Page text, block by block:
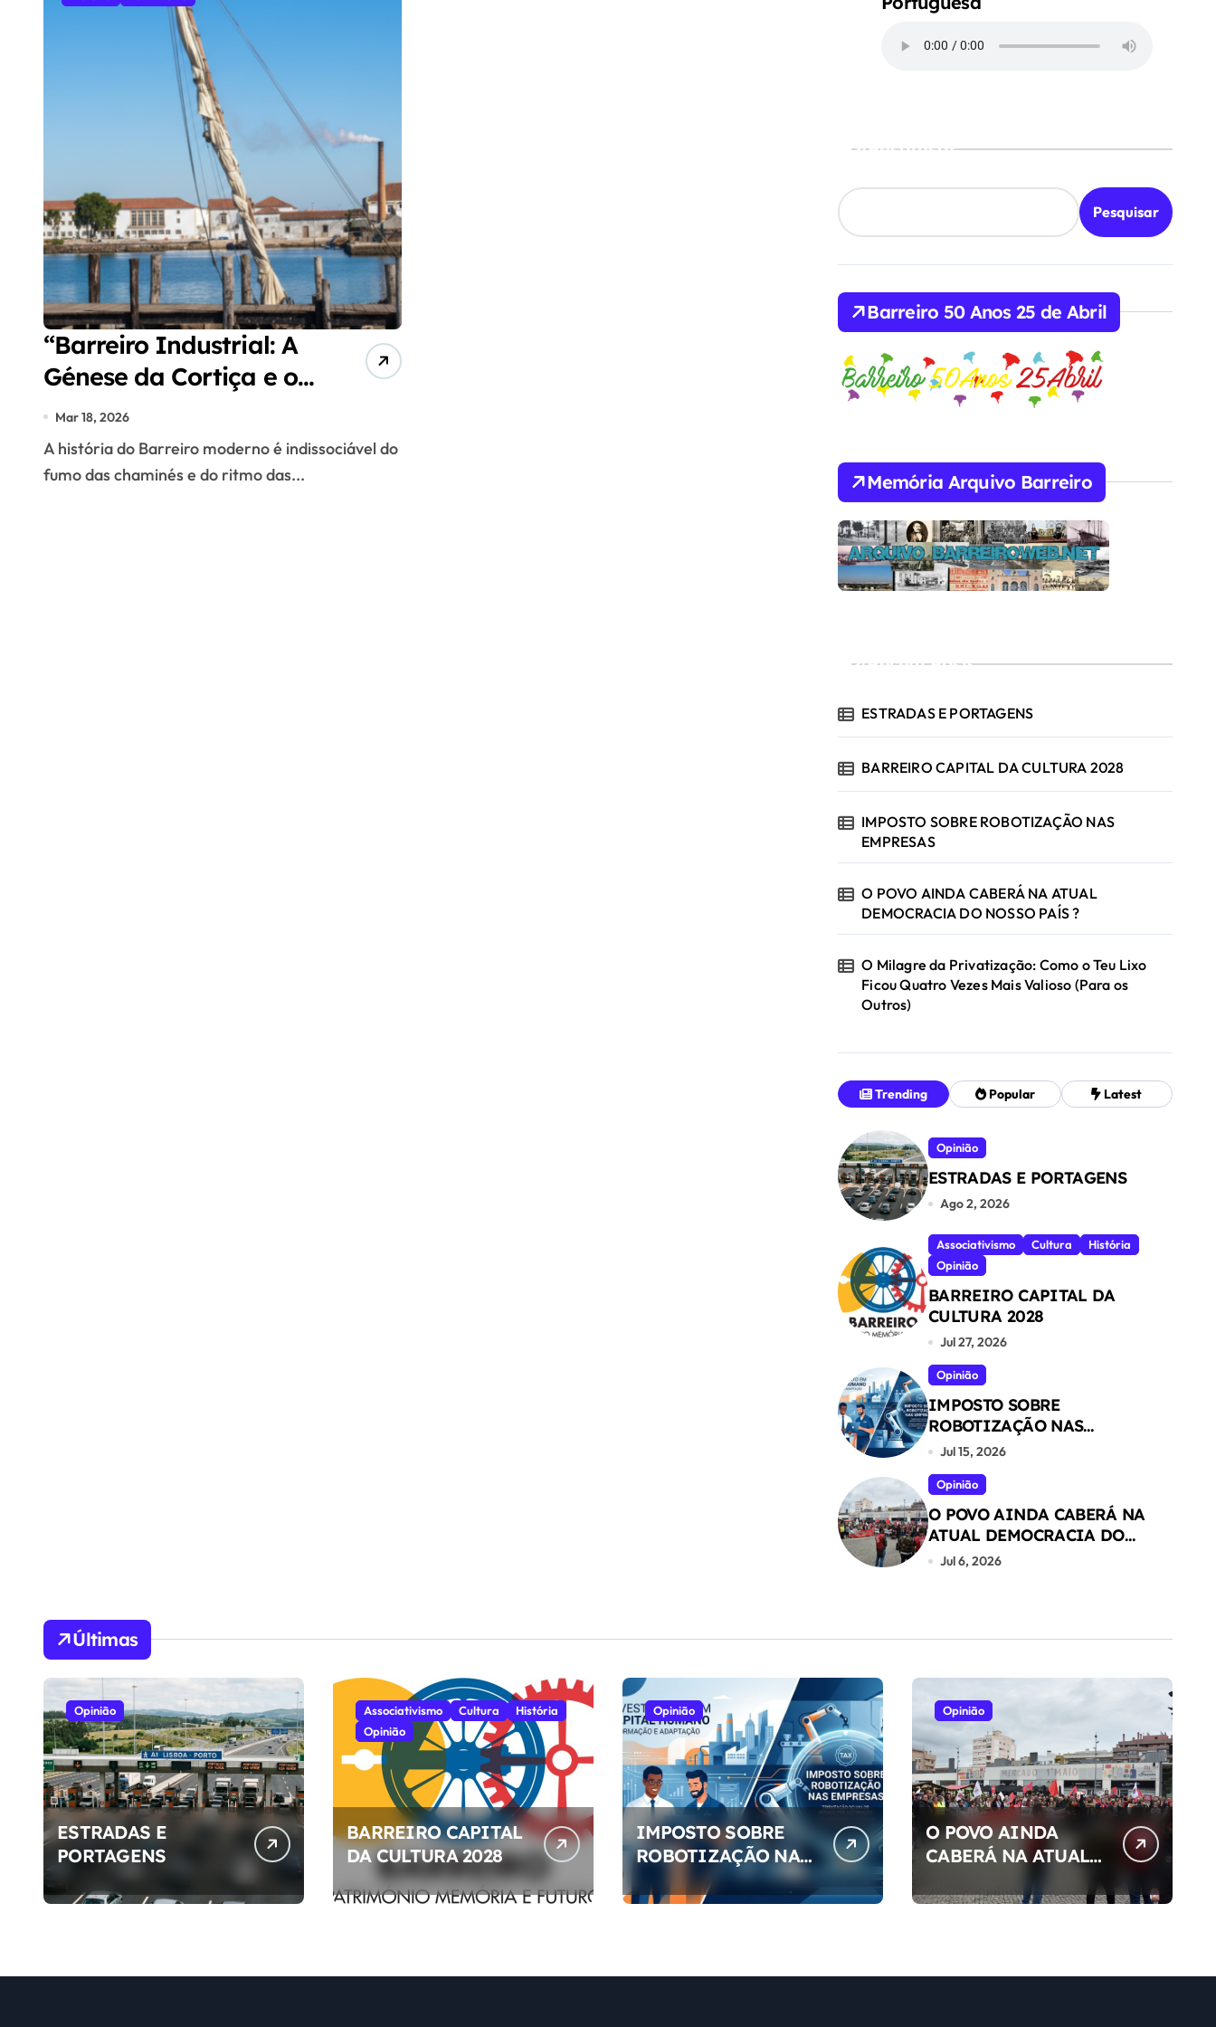
“Barreiro Industrial: A
Génese da Cortiça e o
Eixo da Rua Miguel
Pais”
Mar 18, 2026
A história do Barreiro moderno é indissociável do
fumo das chaminés e do ritmo das...
Pesquisar
Pesquisar
Barreiro 50 Anos 25 de Abril
Memória Arquivo Barreiro
Recent Posts
ESTRADAS E PORTAGENS
BARREIRO CAPITAL DA CULTURA 2028
IMPOSTO SOBRE ROBOTIZAÇÃO NAS
EMPRESAS
O POVO AINDA CABERÁ NA ATUAL
DEMOCRACIA DO NOSSO PAÍS ?
O Milagre da Privatização: Como o Teu Lixo
Ficou Quatro Vezes Mais Valioso (Para os
Outros)
Trending Popular Latest
Opinião
ESTRADAS E PORTAGENS
Ago 2, 2026
Associativismo Cultura
História
Opinião
BARREIRO CAPITAL DA
CULTURA 2028
Jul 27, 2026
Opinião
IMPOSTO SOBRE
ROBOTIZAÇÃO NAS
EMPRESAS
Jul 15, 2026
Opinião
O POVO AINDA CABERÁ NA
ATUAL DEMOCRACIA DO
NOSSO PAÍS ?
Jul 6, 2026
Últimas
Opinião
ESTRADAS E
PORTAGENS
Associativismo Cultura
História
Opinião
BARREIRO CAPITAL
DA CULTURA 2028
Opinião
IMPOSTO SOBRE
ROBOTIZAÇÃO NAS
EMPRESAS
Opinião
O POVO AINDA
CABERÁ NA ATUAL
NOSSO PAÍS ?